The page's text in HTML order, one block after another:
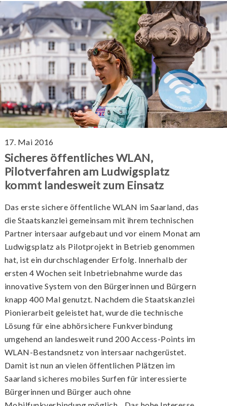
17. Mai 2016
Sicheres öffentliches WLAN,
Pilotverfahren am Ludwigsplatz
kommt landesweit zum Einsatz
Das erste sichere öffentliche WLAN im Saarland, das
die Staatskanzlei gemeinsam mit ihrem technischen
Partner intersaar aufgebaut und vor einem Monat am
Ludwigsplatz als Pilotprojekt in Betrieb genommen
hat, ist ein durchschlagender Erfolg. Innerhalb der
ersten 4 Wochen seit Inbetriebnahme wurde das
innovative System von den Bürgerinnen und Bürgern
knapp 400 Mal genutzt. Nachdem die Staatskanzlei
Pionierarbeit geleistet hat, wurde die technische
Lösung für eine abhörsichere Funkverbindung
umgehend an landesweit rund 200 Access-Points im
WLAN-Bestandsnetz von intersaar nachgerüstet.
Damit ist nun an vielen öffentlichen Plätzen im
Saarland sicheres mobiles Surfen für interessierte
Bürgerinnen und Bürger auch ohne